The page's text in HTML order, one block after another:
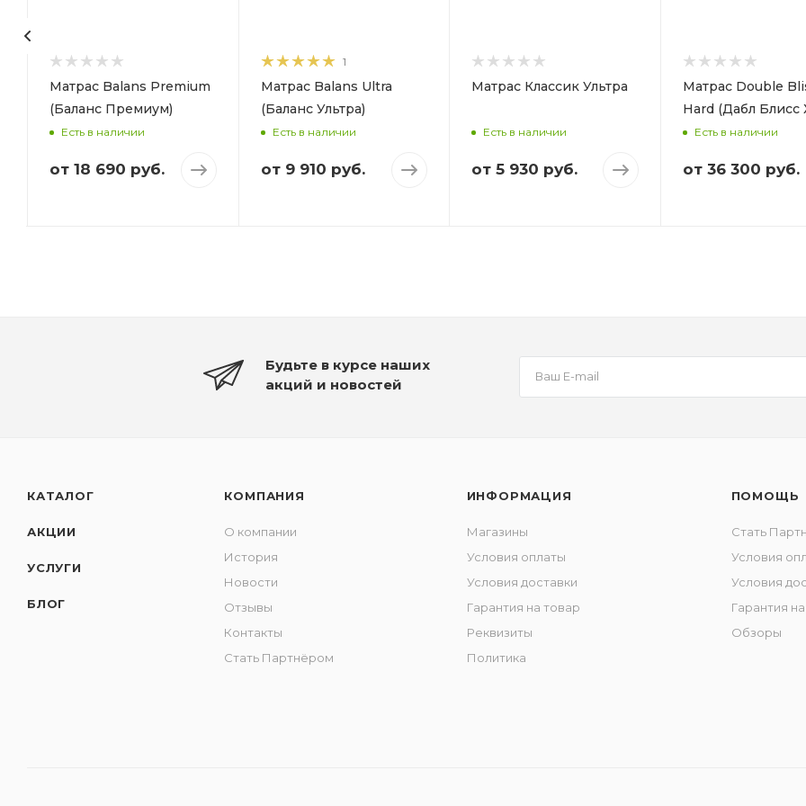
Матрас Balans Premium
(Баланс Премиум)
Есть в наличии
от 18 690 руб.
200 1
Матрас Balans Ultra
(Баланс Ультра)
Есть в наличии
от 9 910 руб.
Матрас Классик Ультра
Есть в наличии
от5 930 руб.
150
Матрас Double
Hard (Дабл Блисс
Есть в наличии
от 36 300 руб.
Будьте в курсе наших
акций и новостей
КАТАЛОГ
АКЦИИ
УСЛУГИ
БЛОГ
КОМПАНИЯ
О компании
История
Новости
Отзывы
Контакты
Стать Партнёром
ИНФОРМАЦИЯ
Магазины
Условия оплаты
Условия доставки
Гарантия на товар
Реквизиты
Политика
ПОМОЩЬ
Стать
Условия
Условия
Гарантия
Обзоры